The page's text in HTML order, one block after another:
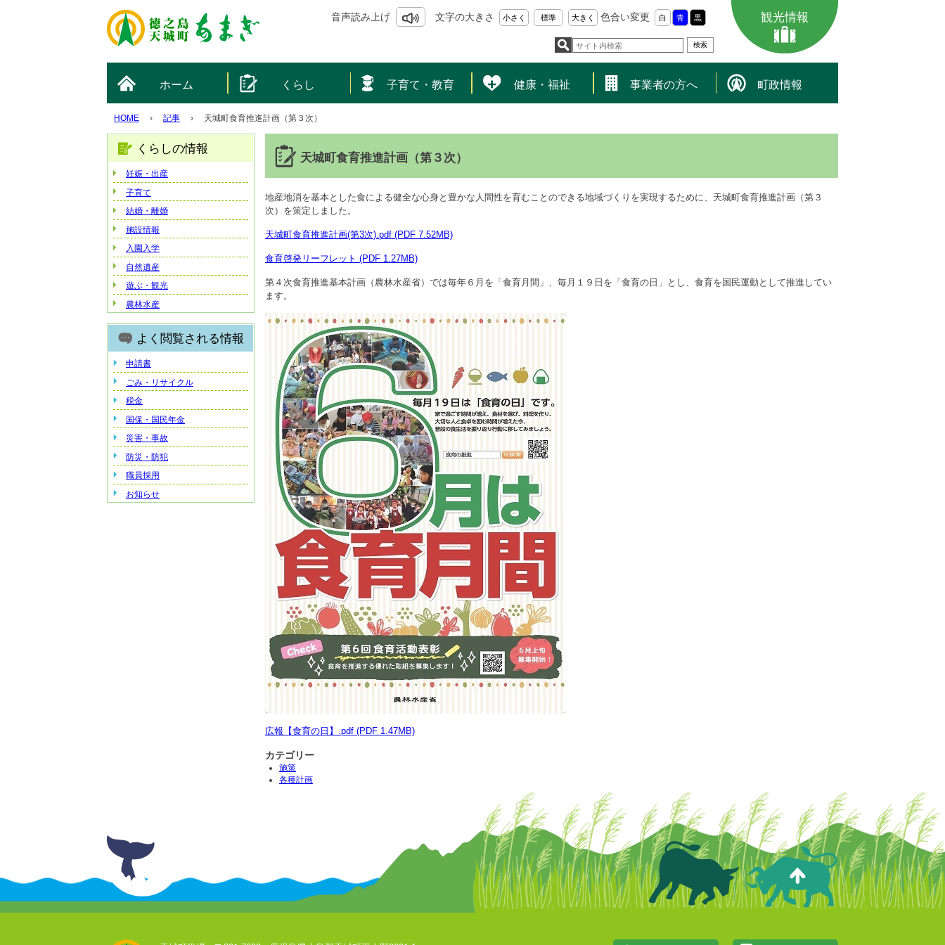
音声読み上げ 文字の大きさ 小さく 標準 大きく 色合い変更 白 青 黒 観光情報
ホーム くらし 子育て・教育 健康・福祉 事業者の方へ 町政情報
HOME › 記事 › 天城町食育推進計画（第３次）
天城町食育推進計画（第３次）
地産地消を基本とした食による健全な心身と豊かな人間性を育むことのできる地域づくりを実現するために、天城町食育推進計画（第３
次）を策定しました。
天城町食育推進計画(第3次).pdf (PDF 7.52MB)
食育啓発リーフレット (PDF 1.27MB)
第４次食育推進基本計画（農林水産省）では毎年６月を「食育月間」、毎月１９日を「食育の日」とし、食育を国民運動として推進してい
ます。
広報【食育の日】.pdf (PDF 1.47MB)
カテゴリー
施策
各種計画
くらしの情報
妊娠・出産
子育て
結婚・離婚
施設情報
入園入学
自然遺産
遊ぶ・観光
農林水産
よく閲覧される情報
申請書
ごみ・リサイクル
税金
国保・国民年金
災害・事故
防災・防犯
職員採用
お知らせ